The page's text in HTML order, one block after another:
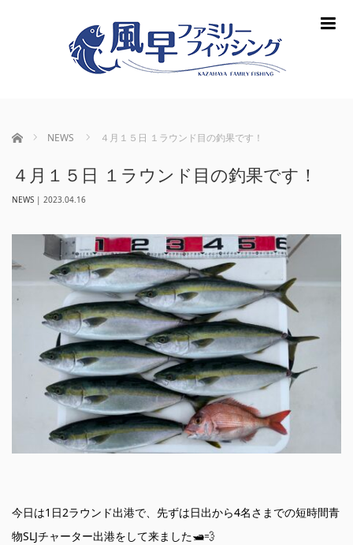
ホーム NEWS ４月１５日 １ラウンド目の釣果です！
４月１５日 １ラウンド目の釣果です！
NEWS | 2023.04.16
今日は1日2ラウンド出港で、先ずは日出から4名さまでの短時間青
物SLJチャーター出港をして来ました🛥💨